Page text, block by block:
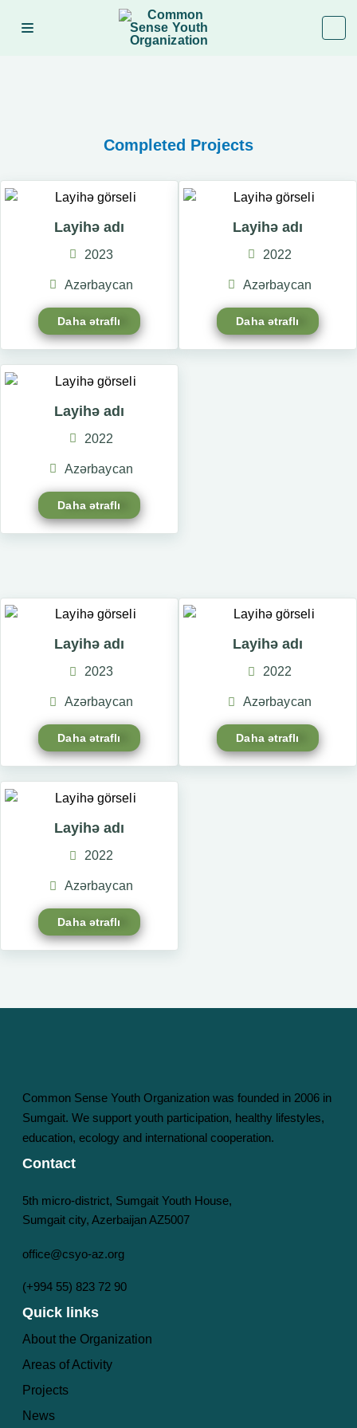
Completed Projects
Layihə adı
2023
Azərbaycan
Daha ətraflı
Layihə adı
2022
Azərbaycan
Daha ətraflı
Layihə adı
2022
Azərbaycan
Daha ətraflı
Layihə adı
2023
Azərbaycan
Daha ətraflı
Layihə adı
2022
Azərbaycan
Daha ətraflı
Layihə adı
2022
Azərbaycan
Daha ətraflı
Common Sense Youth Organization was founded in 2006 in
Sumgait. We support youth participation, healthy lifestyles,
education, ecology and international cooperation.
Contact
5th micro-district, Sumgait Youth House,
Sumgait city, Azerbaijan AZ5007
office@csyo-az.org
(+994 55) 823 72 90
Quick links
About the Organization
Areas of Activity
Projects
News